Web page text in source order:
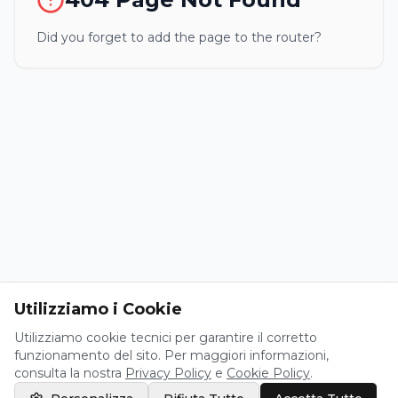
Did you forget to add the page to the router?
Utilizziamo i Cookie
Utilizziamo cookie tecnici per garantire il corretto
funzionamento del sito. Per maggiori informazioni,
consulta la nostra Privacy Policy e Cookie Policy.